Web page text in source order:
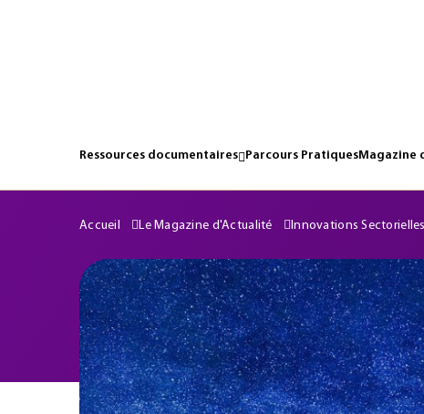
Ressources documentaires Parcours PratiquesMagazine
Accueil Le Magazine d'Actualité Innovations Sectorielles